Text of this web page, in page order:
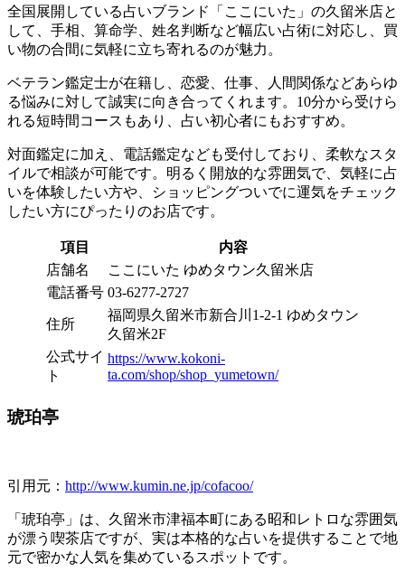
全国展開している占いブランド「ここにいた」の久留米店と
して、手相、算命学、姓名判断など幅広い占術に対応し、買
い物の合間に気軽に立ち寄れるのが魅力。
ベテラン鑑定士が在籍し、恋愛、仕事、人間関係などあらゆ
る悩みに対して誠実に向き合ってくれます。10分から受けら
れる短時間コースもあり、占い初心者にもおすすめ。
対面鑑定に加え、電話鑑定なども受付しており、柔軟なスタ
イルで相談が可能です。明るく開放的な雰囲気で、気軽に占
いを体験したい方や、ショッピングついでに運気をチェック
したい方にぴったりのお店です。
項目
内容
店舗名
ここにいた ゆめタウン久留米店
電話番号 03-6277-2727
住所
福岡県久留米市新合川1-2-1 ゆめタウン
久留米2F
公式サイ
ト
https://www.kokoni-
ta.com/shop/shop_yumetown/
琥珀亭
引用元： http://www.kumin.ne.jp/cofacoo/
「琥珀亭」は、久留米市津福本町にある昭和レトロな雰囲気
が漂う喫茶店ですが、実は本格的な占いを提供することで地
元で密かな人気を集めているスポットです。